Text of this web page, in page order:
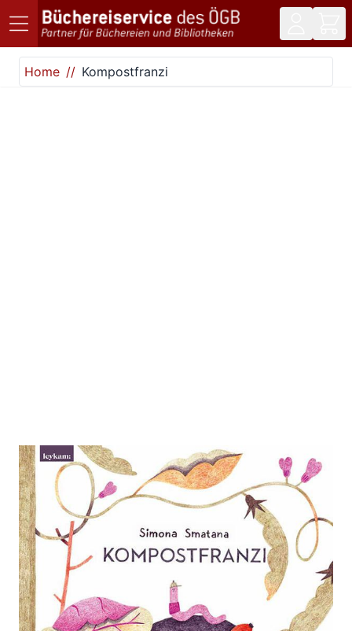
Direkt zum Inhalt
Home
Kompostfranzi
Kompostfranzi
Zur Wunschliste hinzufügen
Von Simona Smatana
Verlag:
Leykam|Monokel, LC
06.02.2023